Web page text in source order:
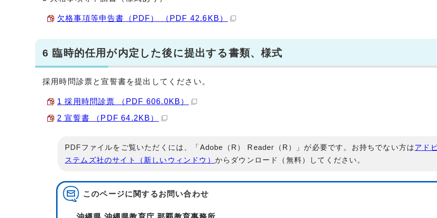
欠格事項等申告書（PDF） （PDF 42.6KB）
6 臨時的任用が内定した後に提出する書類、様式
採用時問診票と宣誓書を提出してください。
1 採用時問診票 （PDF 606.0KB）
2 宣誓書 （PDF 64.2KB）
PDFファイルをご覧いただくには、「Adobe（R） Reader（R）」が必要です。お持ちでない方はアド
ステムズ社のサイト（新しいウィンドウ） からダウンロード（無料）してください。
このページに関するお問い合わせ